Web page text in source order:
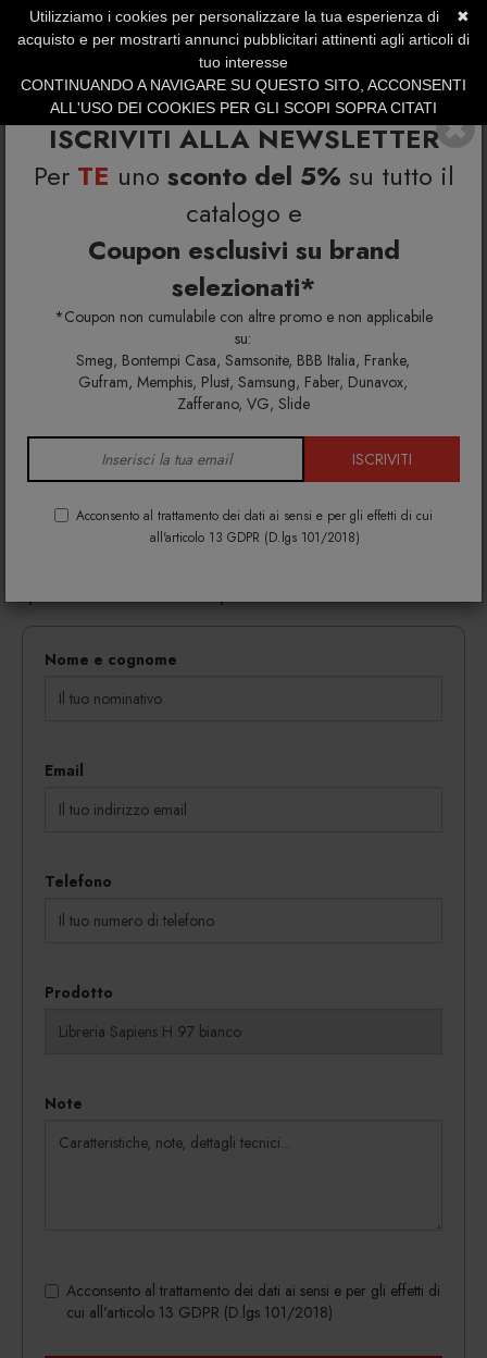
ISCRIVITI ALLA NEWSLETTER
Per TE uno sconto del 5% su tutto il
catalogo e
Coupon esclusivi su brand
selezionati*
*Coupon non cumulabile con altre promo e non applicabile
su:
Smeg, Bontempi Casa, Samsonite, BBB Italia, Franke,
Gufram, Memphis, Plust, Samsung, Faber, Dunavox,
Zafferano, VG, Slide
ISCRIVITI
Acconsento al trattamento dei dati ai sensi e per gli effetti di cui
all'articolo 13 GDPR (D.lgs 101/2018)
SERVIZIO CLIENTI +39.0773.470.562
SUMMER SALES | Fino al 31 Agosto
Richiedi info e un'offerta personalizzata per te
Libreria Sapiens H 97 bianco
Richiedi maggiori info e la tua
offerta personalizzata per
Libreria Sapiens H 97 bianco
informazioni su colori, materiali e disponibilità.
Nome e cognome
Email
Telefono
Prodotto
Note
Acconsento al trattamento dei dati ai sensi e per gli effetti di
cui all'articolo 13 GDPR (D.lgs 101/2018)
✖
Utilizziamo i cookies per personalizzare la tua esperienza di
acquisto e per mostrarti annunci pubblicitari attinenti agli articoli di
tuo interesse
CONTINUANDO A NAVIGARE SU QUESTO SITO, ACCONSENTI
ALL'USO DEI COOKIES PER GLI SCOPI SOPRA CITATI